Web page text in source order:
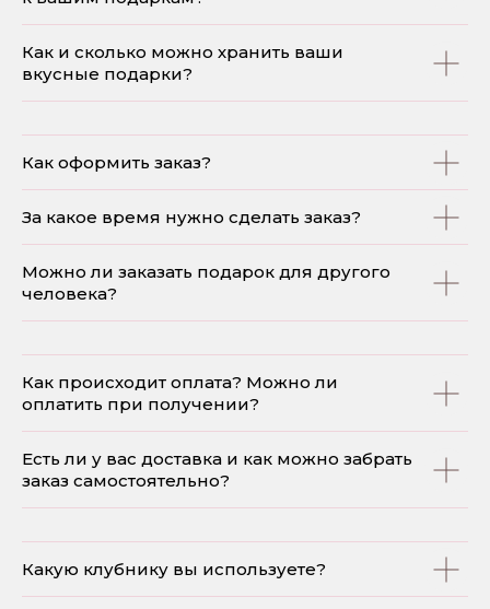
Как и сколько можно хранить ваши
вкусные подарки?
Как оформить заказ?
За какое время нужно сделать заказ?
Можно ли заказать подарок для другого
человека?
Как происходит оплата? Можно ли
оплатить при получении?
Есть ли у вас доставка и как можно забрать
заказ самостоятельно?
Какую клубнику вы используете?